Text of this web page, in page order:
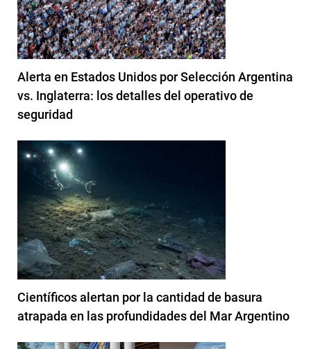
Alerta en Estados Unidos por Selección Argentina
vs. Inglaterra: los detalles del operativo de
seguridad
Científicos alertan por la cantidad de basura
atrapada en las profundidades del Mar Argentino